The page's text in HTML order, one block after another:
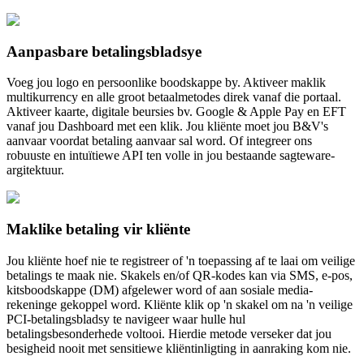
Aanpasbare betalingsbladsye
Voeg jou logo en persoonlike boodskappe by. Aktiveer maklik
multikurrency en alle groot betaalmetodes direk vanaf die portaal.
Aktiveer kaarte, digitale beursies bv. Google & Apple Pay en EFT
vanaf jou Dashboard met een klik. Jou kliënte moet jou B&V's
aanvaar voordat betaling aanvaar sal word. Of integreer ons
robuuste en intuïtiewe API ten volle in jou bestaande sagteware-
argitektuur.
Maklike betaling vir kliënte
Jou kliënte hoef nie te registreer of 'n toepassing af te laai om veilige
betalings te maak nie. Skakels en/of QR-kodes kan via SMS, e-pos,
kitsboodskappe (DM) afgelewer word of aan sosiale media-
rekeninge gekoppel word. Kliënte klik op 'n skakel om na 'n veilige
PCI-betalingsbladsy te navigeer waar hulle hul
betalingsbesonderhede voltooi. Hierdie metode verseker dat jou
besigheid nooit met sensitiewe kliëntinligting in aanraking kom nie.